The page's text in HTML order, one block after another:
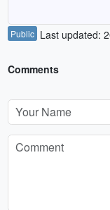
Public Last updated:
Comments